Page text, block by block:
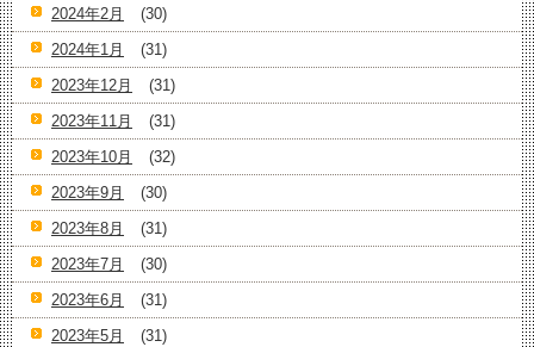
2024年2月
(30)
2024年1月
(31)
2023年12月
(31)
2023年11月
(31)
2023年10月
(32)
2023年9月
(30)
2023年8月
(31)
2023年7月
(30)
2023年6月
(31)
2023年5月
(31)